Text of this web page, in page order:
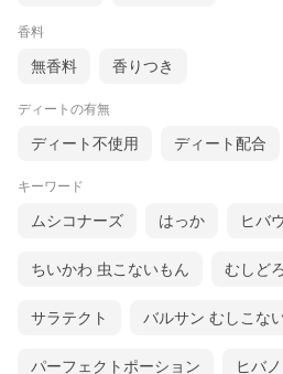
【使用方法】
1、天面シールをはがした後、キャッ
ルをはがす。（まれにアルミシール
2、再度キャップを閉め直し、玄関や
【使用上の注意】
●こぼれた場合はすぐに拭きとる。
●手についた場合は石けんでよく洗う。
●誤って口に入れた場合は、すぐに牛
をする。
する。
●異常がある場合は医師に相談する。
●直射日光を避け、涼しい所に保管す
香料
無香料 香りつき
ディートの有無
ディート不使用 ディート配合
キーワード
ムシコナーズ はっか ヒバ
ちいかわ 虫こないもん むしど
サラテクト バルサン むしこな
パーフェクトポーション ヒバ